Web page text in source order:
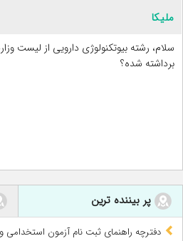
ملیکا
سلام، رشته بیوتکنولوژی دارویی از لیست
برداشته شده؟
پر بیننده ترین